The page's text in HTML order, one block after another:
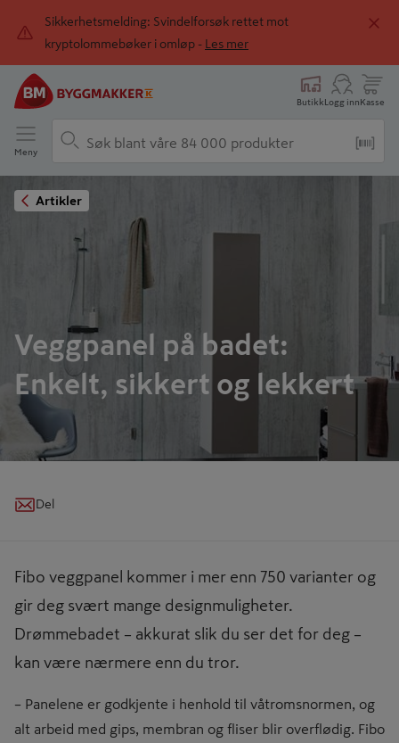
Sikkerhetsmelding: Svindelforsøk rettet mot
kryptolommebøker i omløp -
Les mer
ButikkLogg innKasse
Meny
Artikler
Veggpanel på badet:
Enkelt, sikkert og lekkert
Del
Fibo veggpanel kommer i mer enn 750 varianter og
gir deg svært mange designmuligheter.
Drømmebadet – akkurat slik du ser det for deg –
kan være nærmere enn du tror.
– Panelene er godkjente i henhold til våtromsnormen, og
alt arbeid med gips, membran og fliser blir overflødig. Fibo